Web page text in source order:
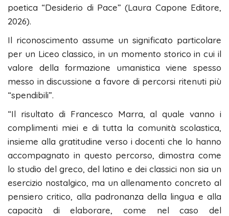
poetica “Desiderio di Pace” (Laura Capone Editore,
2026).
Il riconoscimento assume un significato particolare
per un Liceo classico, in un momento storico in cui il
valore della formazione umanistica viene spesso
messo in discussione a favore di percorsi ritenuti più
“spendibili”.
“Il risultato di Francesco Marra, al quale vanno i
complimenti miei e di tutta la comunità scolastica,
insieme alla gratitudine verso i docenti che lo hanno
accompagnato in questo percorso, dimostra come
lo studio del greco, del latino e dei classici non sia un
esercizio nostalgico, ma un allenamento concreto al
pensiero critico, alla padronanza della lingua e alla
capacità di elaborare, come nel caso del